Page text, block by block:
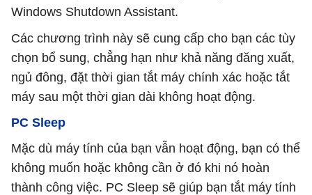
Windows Shutdown Assistant.
Các chương trình này sẽ cung cấp cho bạn các tùy
chọn bổ sung, chẳng hạn như khả năng đăng xuất,
ngủ đông, đặt thời gian tắt máy chính xác hoặc tắt
máy sau một thời gian dài không hoạt động.
PC Sleep
Mặc dù máy tính của bạn vẫn hoạt động, bạn có thể
không muốn hoặc không cần ở đó khi nó hoàn
thành công việc. PC Sleep sẽ giúp bạn tắt máy tính